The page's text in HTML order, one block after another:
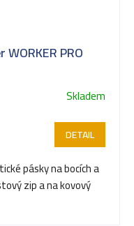
PRO
Skladem
DETAIL
pásky na bocích a
zip a na kovový